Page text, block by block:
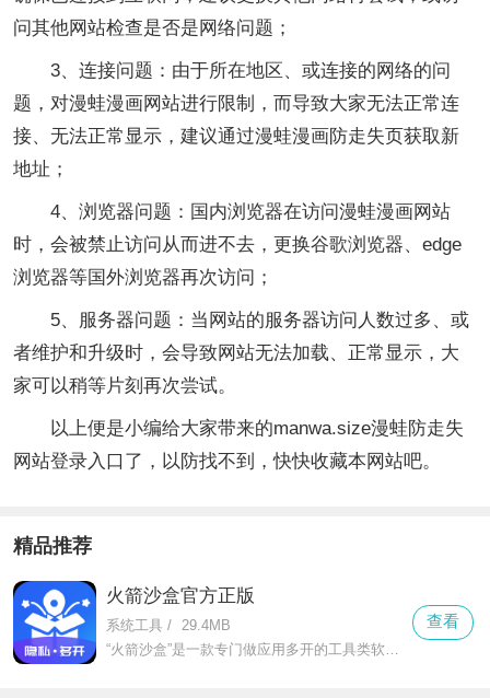
问其他网站检查是否是网络问题；
3、连接问题：由于所在地区、或连接的网络的问
题，对漫蛙漫画网站进行限制，而导致大家无法正常连
接、无法正常显示，建议通过漫蛙漫画防走失页获取新
地址；
4、浏览器问题：国内浏览器在访问漫蛙漫画网站
时，会被禁止访问从而进不去，更换谷歌浏览器、edge
浏览器等国外浏览器再次访问；
5、服务器问题：当网站的服务器访问人数过多、或
者维护和升级时，会导致网站无法加载、正常显示，大
家可以稍等片刻再次尝试。
以上便是小编给大家带来的manwa.size漫蛙防走失
网站登录入口了，以防找不到，快快收藏本网站吧。
精品推荐
火箭沙盒官方正版
系统工具 / 29.4MB
“火箭沙盒”是一款专门做应用多开的工具类软件，不管是微信、qq这类社交软件，还是抖音、淘宝这类娱乐购物app，都能轻松实现双开甚至多开。对于需要工作生活账号分开的人来说，它就是刚需工具。
查看